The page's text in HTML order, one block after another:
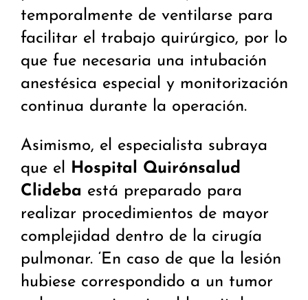
temporalmente de ventilarse para
facilitar el trabajo quirúrgico, por lo
que fue necesaria una intubación
anestésica especial y monitorización
continua durante la operación.
Asimismo, el especialista subraya
que el Hospital Quirónsalud
Clideba está preparado para
realizar procedimientos de mayor
complejidad dentro de la cirugía
pulmonar. ‘En caso de que la lesión
hubiese correspondido a un tumor